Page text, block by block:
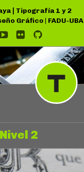
| Tipografía 1 y 2
Gráfico| FADU-UBA
2